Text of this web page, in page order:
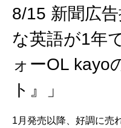
8/15 新聞広
な英語が1年
ォーOL kayo
ト』」
1月発売以降、好調に売